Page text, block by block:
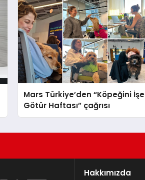
Mars Türkiye’den “Köpeğini İşe
Götür Haftası” çağrısı
Hakkımızda